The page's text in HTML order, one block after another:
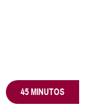
45 MINUTOS